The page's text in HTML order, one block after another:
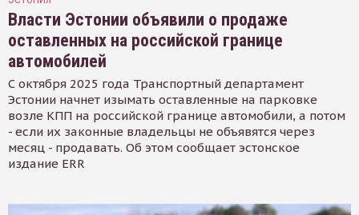
Власти Эстонии объявили о продаже
оставленных на российской границе
автомобилей
С октября 2025 года Транспортный департамент
Эстонии начнет изымать оставленные на парковке
возле КПП на российской границе автомобили, а потом
- если их законные владельцы не объявятся через
месяц - продавать. Об этом сообщает эстонское
издание ERR